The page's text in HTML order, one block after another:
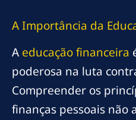
A Importância da
A educação financeira
poderosa na luta
Compreender os
finanças pessoais não